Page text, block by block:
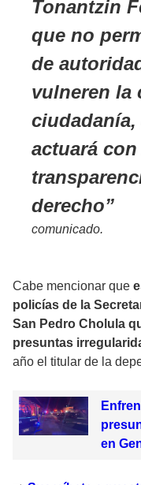
Tonantzin
que no
de
vulneren la
actuará
derecho
comunicado.
Cabe mencionar que
policías de la
San Pedro Cholula
presuntas
año el titular de la
en